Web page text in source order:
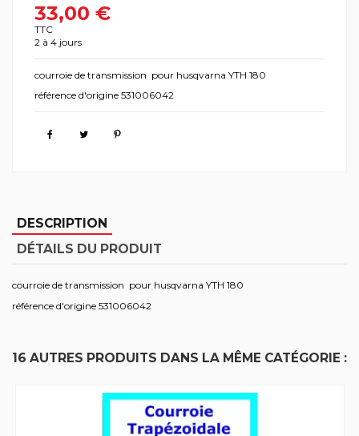
33,00 €
TTC
2 à 4 jours
courroie de transmission pour husqvarna YTH 180
référence d'origine 531006042
DESCRIPTION
DÉTAILS DU PRODUIT
courroie de transmission pour husqvarna YTH 180
référence d'origine 531006042
16 AUTRES PRODUITS DANS LA MÊME CATÉGORIE :